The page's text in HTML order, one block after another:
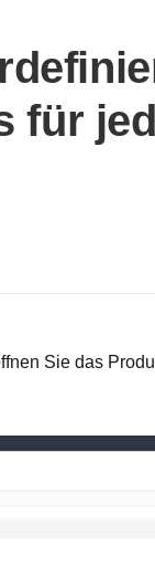
für
Sie das